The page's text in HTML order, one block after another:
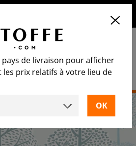
de livraison pour afficher
prix relatifs à votre lieu de